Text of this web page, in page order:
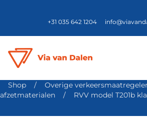
+31 035 642 1204
Shop / Overige
afzetmaterialen
/ RVV model T201b